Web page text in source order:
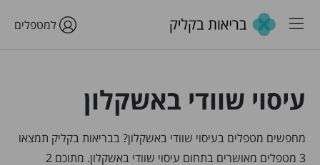
למטפלים
עיסוי שוודי באשקלון
מחפשים מטפלים בעיסוי שוודי באשקלון? בבריאות בקליק תמצאו
3 מטפלים מאושרים בתחום עיסוי שוודי באשקלון. מתוכם 2